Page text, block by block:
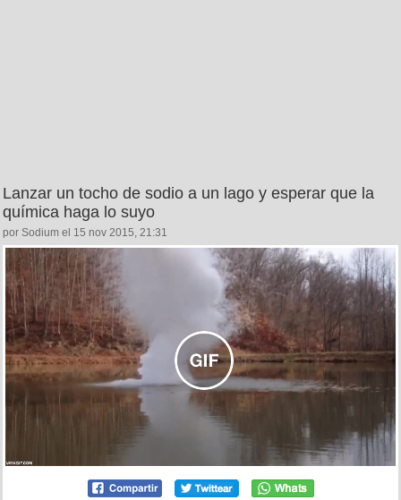
Lanzar un tocho de sodio a un lago y esperar que la
química haga lo suyo
por Sodium el 15 nov 2015, 21:31